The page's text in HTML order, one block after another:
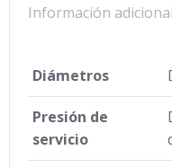
Información adicional
Diámetros
Presión de
servicio